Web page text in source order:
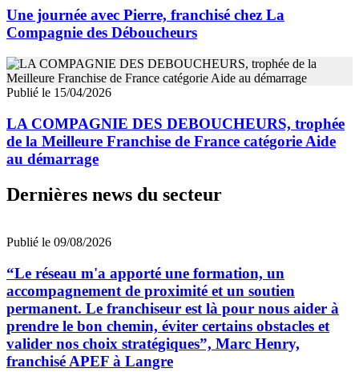
Une journée avec Pierre, franchisé chez La
Compagnie des Déboucheurs
Publié le 15/04/2026
LA COMPAGNIE DES DEBOUCHEURS, trophée
de la Meilleure Franchise de France catégorie Aide
au démarrage
Dernières news du secteur
Publié le 09/08/2026
“Le réseau m'a apporté une formation, un
accompagnement de proximité et un soutien
permanent. Le franchiseur est là pour nous aider à
prendre le bon chemin, éviter certains obstacles et
valider nos choix stratégiques”, Marc Henry,
franchisé APEF à Langre